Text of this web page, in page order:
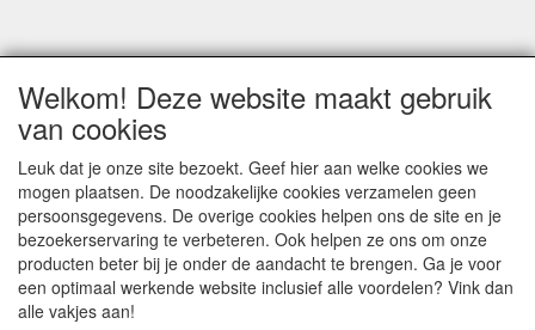
Voornaam
Achternaam
E-mail
Welkom! Deze website maakt gebruik
van cookies
Leuk dat je onze site bezoekt. Geef hier aan welke cookies we
mogen plaatsen. De noodzakelijke cookies verzamelen geen
persoonsgegevens. De overige cookies helpen ons de site en je
bezoekerservaring te verbeteren. Ook helpen ze ons om onze
producten beter bij je onder de aandacht te brengen. Ga je voor
een optimaal werkende website inclusief alle voordelen? Vink dan
alle vakjes aan!